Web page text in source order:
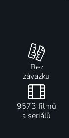
Bez
závazku
9573 filmů
a seriálů